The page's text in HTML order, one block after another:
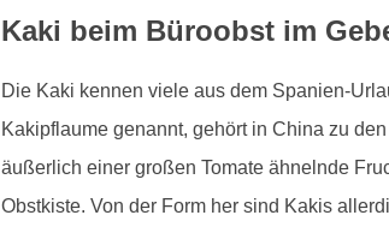
Kaki beim Büroobst im
Die Kaki kennen viele aus dem Spanien-
Kakipflaume genannt, gehört in China zu
äußerlich einer großen Tomate ähnelnde
Obstkiste. Von der Form her sind Kakis